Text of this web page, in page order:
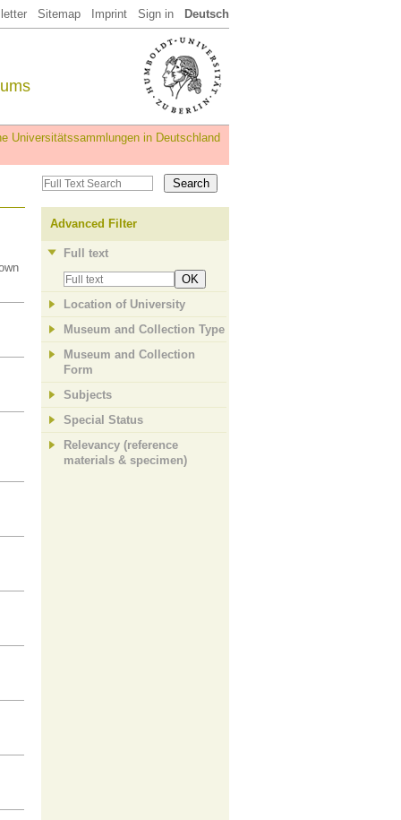
Sitemap Imprint Sign in Deutsch
Universitätssammlungen in Deutschland
Advanced Filter
Full text
OK
Location of University
Museum and Collection Type
Museum and Collection
Form
Subjects
Special Status
Relevancy (reference
materials & specimen)